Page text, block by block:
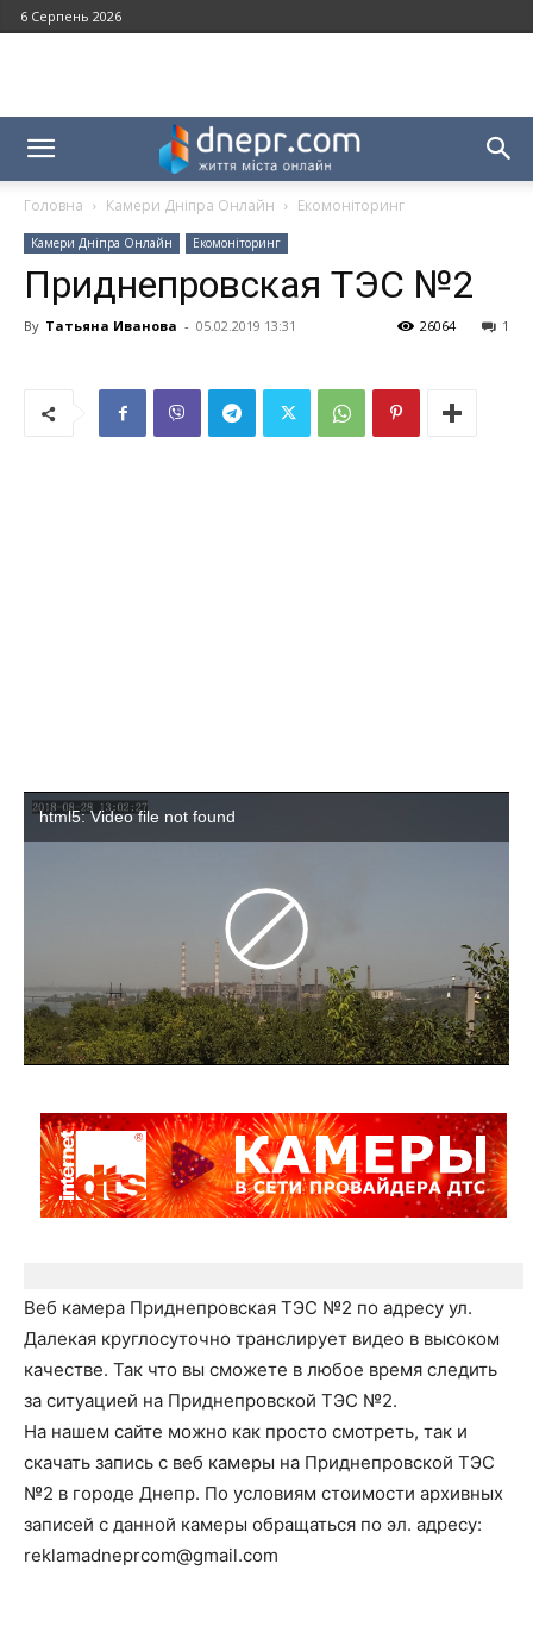
6 Серпень 2026
Головна Камери Дніпра Онлайн Екомоніторинг
Камери Дніпра Онлайн Екомоніторинг
Приднепровская ТЭС №2
By Татьяна Иванова - 05.02.2019 13:31 1
26064
html5: Video file not found
Веб камера Приднепровская ТЭС №2 по адресу ул.
Далекая круглосуточно транслирует видео в высоком
качестве. Так что вы сможете в любое время следить
за ситуацией на Приднепровской ТЭС №2.
На нашем сайте можно как просто смотреть, так и
скачать запись с веб камеры на Приднепровской ТЭС
№2 в городе Днепр. По условиям стоимости архивных
записей с данной камеры обращаться по эл. адресу:
reklamadneprcom@gmail.com